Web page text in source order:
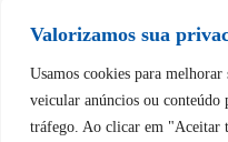
Valorizamos sua
Usamos cookies para melhorar
veicular anúncios ou conteúdo
tráfego. Ao clicar em "Aceitar
Tem